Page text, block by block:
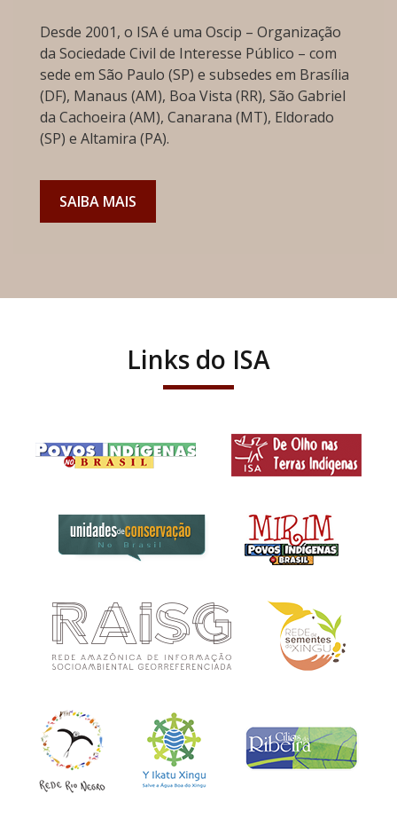
Desde 2001, o ISA é uma Oscip – Organização
da Sociedade Civil de Interesse Público – com
sede em São Paulo (SP) e subsedes em Brasília
(DF), Manaus (AM), Boa Vista (RR), São Gabriel
da Cachoeira (AM), Canarana (MT), Eldorado
(SP) e Altamira (PA).
SAIBA MAIS
Links do ISA